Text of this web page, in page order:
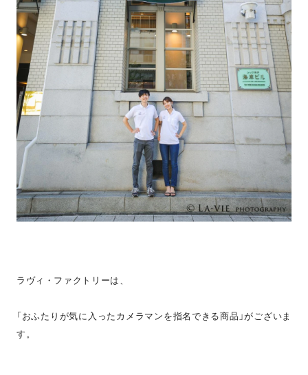
ラヴィ・ファクトリーは、
「おふたりが気に入ったカメラマンを指名できる商品」がございま
す。